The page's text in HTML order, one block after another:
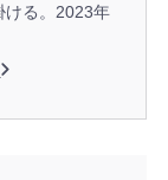
ける。2023年